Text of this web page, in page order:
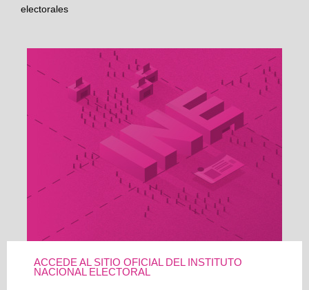
electorales
ACCEDE AL SITIO OFICIAL DEL INSTITUTO
NACIONAL ELECTORAL